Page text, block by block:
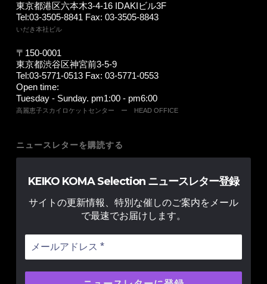
東京都港区六本木3-4-16 IDAKIビル3F
Tel:03-3505-8841 Fax: 03-3505-8843
いだき本社ビル
〒150-0001
東京都渋谷区神宮前3-5-9
Tel:03-5771-0513 Fax: 03-5771-0553
Open time:
Tuesday - Sunday. pm1:00 - pm6:00
高麗恵子スカイロケットセンター ー HEAD OFFICE
ニュースレターを購読する
KEIKO KOMA Selection ニュースレター登録
サイトの更新情報、特別な催しのご案内をメール
で最速でお届けします。